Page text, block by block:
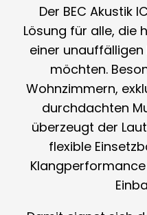
Der BEC Akustik
Lösung für alle, die
einer
möchten.
Wohnzimmern,
durchdachten
überzeugt der
flexible